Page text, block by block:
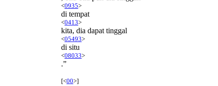
<0935>
di tempat
<0413>
kita, dia dapat tinggal
<05493>
di situ
<08033>
.”
[<00>]